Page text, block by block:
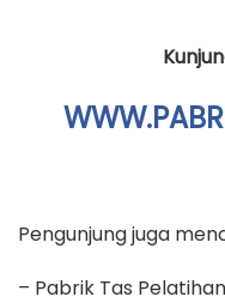
Pengunjung juga
– Pabrik Tas Pelatihan